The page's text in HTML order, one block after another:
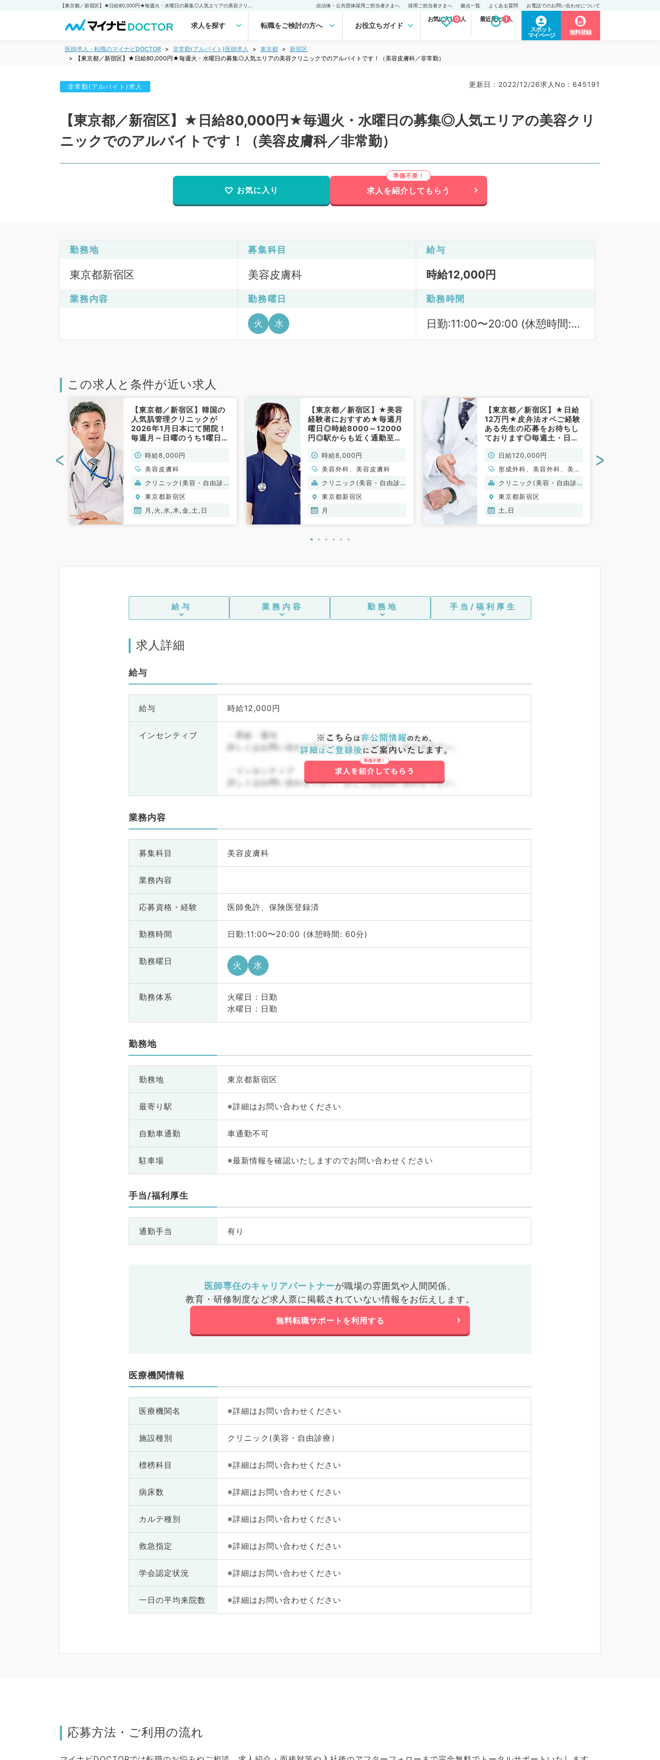
自治体・公共団体採用ご担当者さまへ 採用ご担当者さまへ 拠点一覧 よくある質問 お電話でのお問い合わせについて
求人を探す 転職をご検討の方へ お役立ちガイド
お気に入り求人
0 最近見た求人
1
スポット
マイページ
無料登録
医師求人・転職のマイナビDOCTOR 非常勤(アルバイト)医師求人 東京都
新宿区
【東京都／新宿区】★日給80,000円★毎週火・水曜日の募集◎人気エリアの美容クリニックでのアルバイトです！（美容皮膚科／非常勤）
非常勤(アルバイト)求人 更新日 : 2022/12/26求人No : 645191
【東京都／新宿区】★日給80,000円★毎週火・水曜日の募集◎人気エリアの美容クリ
ニックでのアルバイトです！（美容皮膚科／非常勤）
お気に入り 求人を紹介してもらう
勤務地
東京都新宿区
募集科目
美容皮膚科
給与
時給12,000円
業務内容 勤務曜日
火 水
勤務時間
日勤:11:00〜20:00 (休憩時間:
この求人と条件が近い求人
【東京都／新宿区】韓国の
人気肌管理クリニックが
2026年1月日本にて開院！
毎週月～日曜のうち1曜日よ
入・肌育系注射のが可能な
方のご応募をお待ちしてお
ります（美容皮膚科／非常
勤）
時給8,000円
美容皮膚科
クリニック(美容・自由診
療）
東京都新宿区
月,火,水,木,金,土,日
【東京都／新宿区】★美容
経験者におすすめ★毎週月
曜日◎時給8000～12000
円◎駅からも近く通勤至便
勤）時給8,000円
美容外科、美容皮膚科
クリニック(美容・自由診
療）
東京都新宿区
月
【東京都／新宿区】★日給
12万円★皮弁法オペご経験
ある先生の応募をお待ちし
ております◎毎週土・日曜
リニック◇（美容皮膚科・
形成外科／非常勤）
日給120,000円
形成外科、美容外科、美容
皮膚科
クリニック(美容・自由診
療）
東京都新宿区
土,日
< >
給与 業務内容 勤務地 手当/福利厚生
求人詳細
給与
給与 時給12,000円
インセンティブ
・昇給・賞与
詳しくはお問い合わせ下さい。詳しくはお問い合わせ下さい。
・インセンティブ
詳しくはお問い合わせ下さい。詳しくはお問い合わせ下さい。
業務内容
募集科目 美容皮膚科
業務内容
応募資格・ 経験 医師免許、保険医登録済
勤務時間 日勤:11:00〜20:00 (休憩時間: 60分)
勤務曜日 火 水
勤務体系
火曜日 : 日勤
水曜日 : 日勤
勤務地
勤務地 東京都新宿区
最寄り駅 ※詳細はお問い合わせください
自動車通勤 車通勤不可
駐車場 ※最新情報を確認いたしますのでお問い合わせください
手当/福利厚生
通勤手当 有り
医師専任のキャリアパートナーが職場の雰囲気や人間関係、
教育・研修制度など求人票に掲載されていない情報をお伝えします。
無料転職サポートを利用する
医療機関情報
医療機関名 ※詳細はお問い合わせください
施設種別 クリニック(美容・自由診療）
標榜科目 ※詳細はお問い合わせください
病床数 ※詳細はお問い合わせください
カルテ種別 ※詳細はお問い合わせください
救急指定 ※詳細はお問い合わせください
学会認定状況 ※詳細はお問い合わせください
一日の平均来院数 ※詳細はお問い合わせください
応募方法・ご利用の流れ